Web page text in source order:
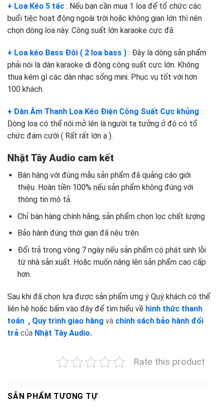
+ Loa Kéo 5 tấc : Nếu bạn cần mua 1 loa để tổ chức các
buổi tiệc hoạt động ngoài trời hoặc không gian lớn thì nên
chọn dòng loa này. Công suất lớn karaoke cực đã.
+ Loa kéo Bass Đôi ( 2 loa bass ) : Đây là dòng sản phẩm
phải nói là dàn karaoke di động công suất cực lớn. Không
thua kém gì các dàn nhạc sống mini. Phục vụ tốt với hơn
100 khách.
+ Dàn Âm Thanh Loa Kéo Điện Công Suất Cực khủng :
Dòng loa có thể nói mở lên là người ta tưởng ở đó có tổ
chức đám cưới ( Rất rất lớn ạ ).
Nhật Tây Audio cam kết
Bán hàng với đúng mẫu sản phẩm đã quảng cáo giới
thiệu. Hoàn tiền 100% nếu sản phẩm không đúng với
thông tin mô tả.
Chỉ bán hàng chính hãng, sản phẩm chọn lọc chất lượng
Bảo hành đúng thời gian đã nêu trên.
Đổi trả trong vòng 7 ngày nếu sản phẩm có phát sinh lỗi
từ nhà sản xuất. Hoặc muốn nâng lên sản phẩm cao cấp
hơn.
Sau khi đã chọn lựa được sản phẩm ưng ý Quý khách có thể
liên hệ hoặc bấm vào đây để tìm hiểu về hình thức thanh
toán , Quy trình giao hàng và chính sách bảo hành đổi
trả của Nhật Tây Audio.
Rate this product
SẢN PHẨM TƯƠNG TỰ